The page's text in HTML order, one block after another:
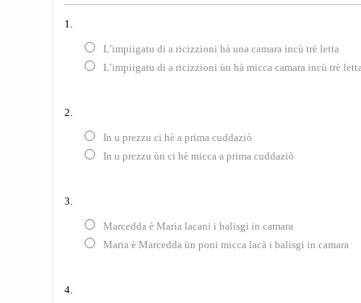
1.
L’impiigatu di a ricizzioni hà una camara incù trè letta
L’impiigatu di a ricizzioni ùn hà micca camara incù trè
2.
In u prezzu ci hè a prima cuddaziò
In u prezzu ùn ci hè micca a prima cuddaziò
3.
Marcedda è Maria lacani i balisgi in camara
Maria è Marcedda ùn poni micca lacà i balisgi in camara
4.